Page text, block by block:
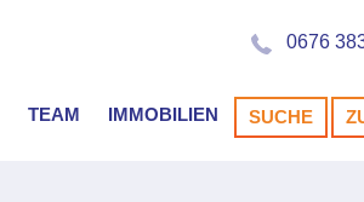
0676
TEAM IMMOBILIEN SUCHE